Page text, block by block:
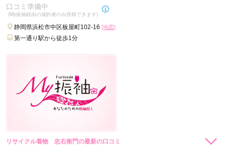
口コミ準備中
(My振袖経由の成約者のみ投稿できます)
静岡県浜松市中区板屋町102-16 [地図]
第一通り駅から徒歩1分
リサイクル着物 忠右衛門の最新の口コミ